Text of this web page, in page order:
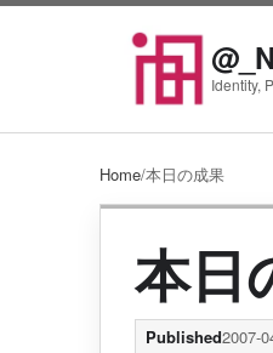
Skip to content
Identity,
Home/本日の成果
本日
Published2007-